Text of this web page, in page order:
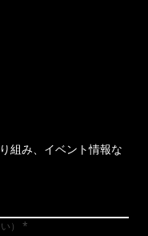
組み、イベント情報な
）